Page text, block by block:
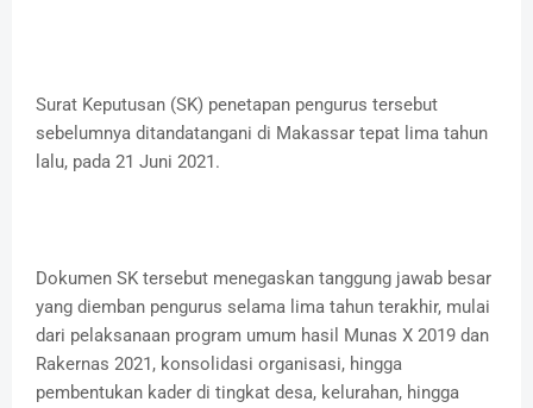
Surat Keputusan (SK) penetapan pengurus tersebut
sebelumnya ditandatangani di Makassar tepat lima tahun
lalu, pada 21 Juni 2021.
​Dokumen SK tersebut menegaskan tanggung jawab besar
yang diemban pengurus selama lima tahun terakhir, mulai
dari pelaksanaan program umum hasil Munas X 2019 dan
Rakernas 2021, konsolidasi organisasi, hingga
pembentukan kader di tingkat desa, kelurahan, hingga